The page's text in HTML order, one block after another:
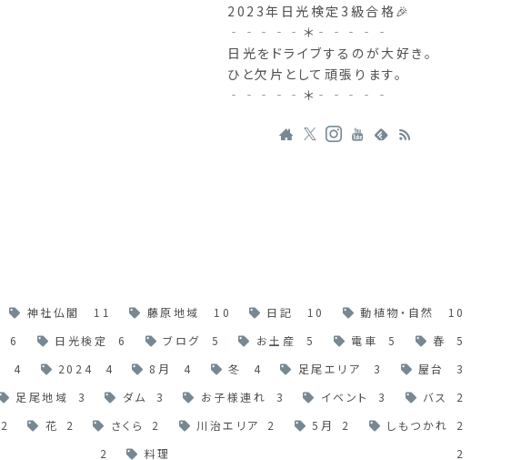
2023年日光検定3級合格🎉
‐‐‐‐‐＊‐‐‐‐‐
日光をドライブするのが大好き。
ひと欠片として頑張ります。
‐‐‐‐‐＊‐‐‐‐‐
神社仏閣 11 藤原地域 10 日記 10 動植物・自然
10
6 日光検定 6 ブログ 5 お土産 5 電車 5 春
5
4 2024 4 8月 4 冬 4 足尾エリア 3 屋台
3
足尾地域 3 ダム 3 お子様連れ 3 イベント 3 バス
2
2 花 2 さくら 2 川治エリア 2 5月 2 しもつかれ
2
2 料理 2